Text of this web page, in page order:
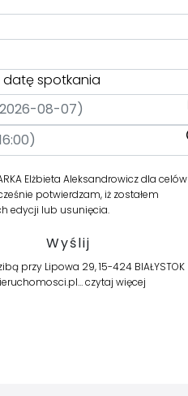
spotkania
Elżbieta Aleksandrowicz dla celów
potwierdzam, iż zostałem
edycji lub usunięcia.
przy Lipowa 29, 15-424 BIAŁYSTOK
czytaj więcej